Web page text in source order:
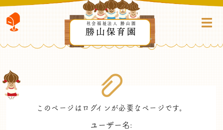
社会福祉法人 勝山園
勝山保育園
このページはログインが必要なページです。
ユーザー名: